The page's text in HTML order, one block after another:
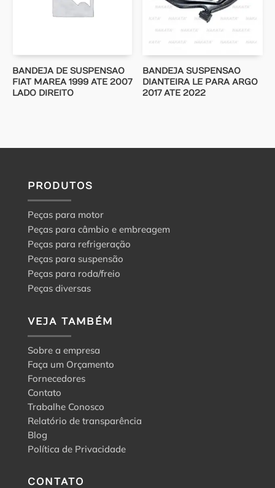
BANDEJA DE SUSPENSAO
FIAT MAREA 1999 ATE 2007
LADO DIREITO
BANDEJA SUSPENSAO
DIANTEIRA LE PARA ARGO
2017 ATE 2022
PRODUTOS
Peças para motor
Peças para câmbio e embreagem
Peças para refrigeração
Peças para suspensão
Peças para roda/freio
Peças diversas
VEJA TAMBÉM
Sobre a empresa
Faça um Orçamento
Fornecedores
Contato
Trabalhe Conosco
Relatório de transparência
Blog
Política de Privacidade
CONTATO